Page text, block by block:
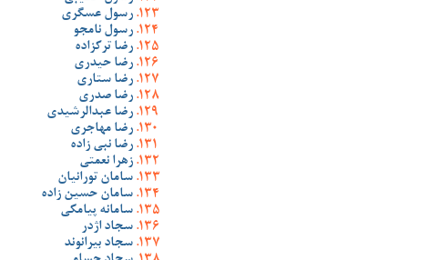
رسول عسگری
رسول نامجو
رضا ترکزاده
رضا حیدری
رضا ستاری
رضا صدری
رضا عبدالرشیدی
رضا مهاجری
رضا نبی زاده
زهرا نعمتی
سامان تورانیان
سامان حسین زاده
سامانه پیامکی
سجاد اژدر
سجاد بیرانوند